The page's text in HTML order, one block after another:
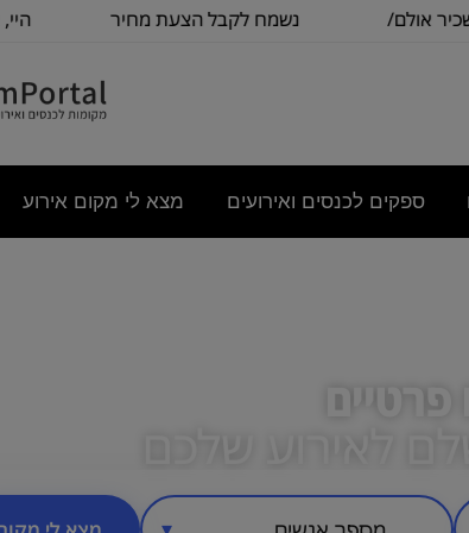
נשמח לקבל הצעת מחיר
היי,
ספקים לכנסים ואירועים מצא לי מקום אירוע